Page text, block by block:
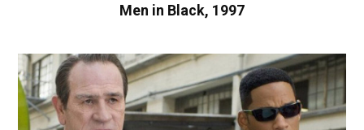
Men in Black, 1997